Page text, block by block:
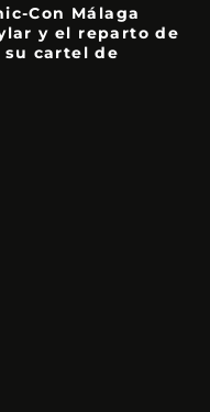
Con Málaga
y el reparto de
su cartel de